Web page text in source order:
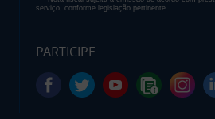
serviço, conforme legislação pertinente.
PARTICIPE